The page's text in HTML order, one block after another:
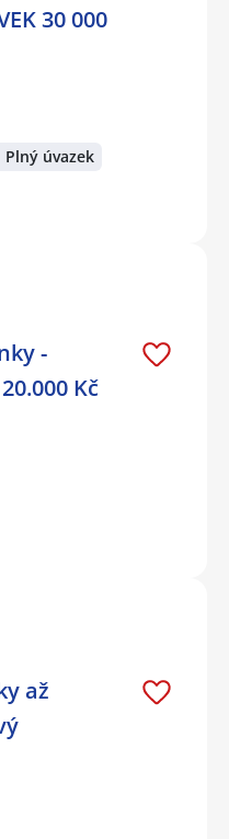
30 000
Plný úvazek
-
Kč
až